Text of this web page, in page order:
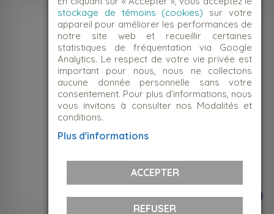
NOUS JOINDRE
Suivez-nous!
stockage de témoins (cookies) sur votre
appareil pour améliorer les performances de
notre site web et recueillir certaines
statistiques de fréquentation via Google
Analytics. Le respect de votre vie privée est
important pour nous, nous ne collectons
aucune donnée personnelle sans votre
consentement. Pour plus d’informations, nous
vous invitons à consulter nos Modalités et
conditions.
Plus d'informations
ACCEPTER
REFUSER